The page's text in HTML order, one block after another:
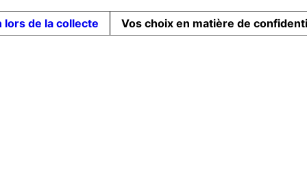
lors de la collecte Vos choix en matière de